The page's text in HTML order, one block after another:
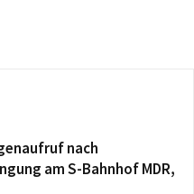
nach
am S-Bahnhof MDR,